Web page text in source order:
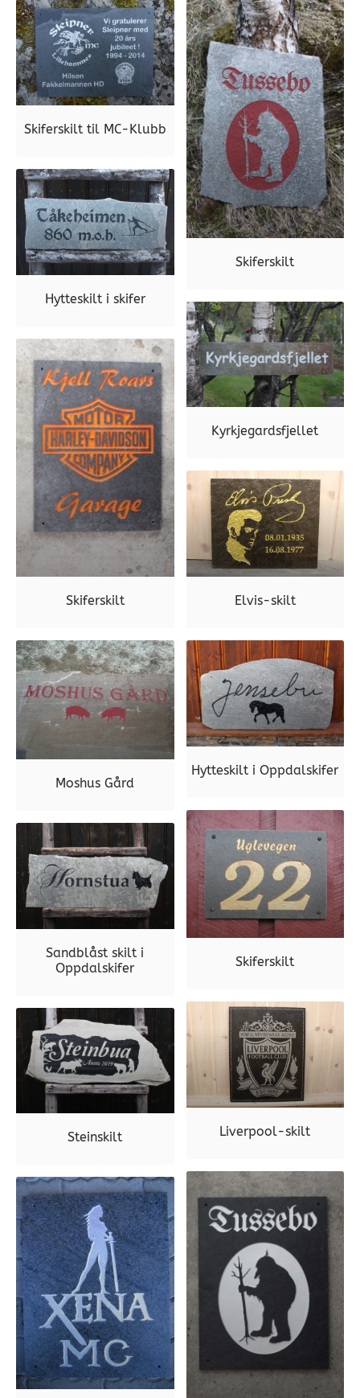
Skiferskilt til MC-Klubb
Skiferskilt
Hytteskilt i skifer
Kyrkjegardsfjellet
Skiferskilt Elvis-skilt
Moshus Gård
Hytteskilt i Oppdalskifer
Sandblåst skilt i
Oppdalskifer
Skiferskilt
Steinskilt Liverpool-skilt